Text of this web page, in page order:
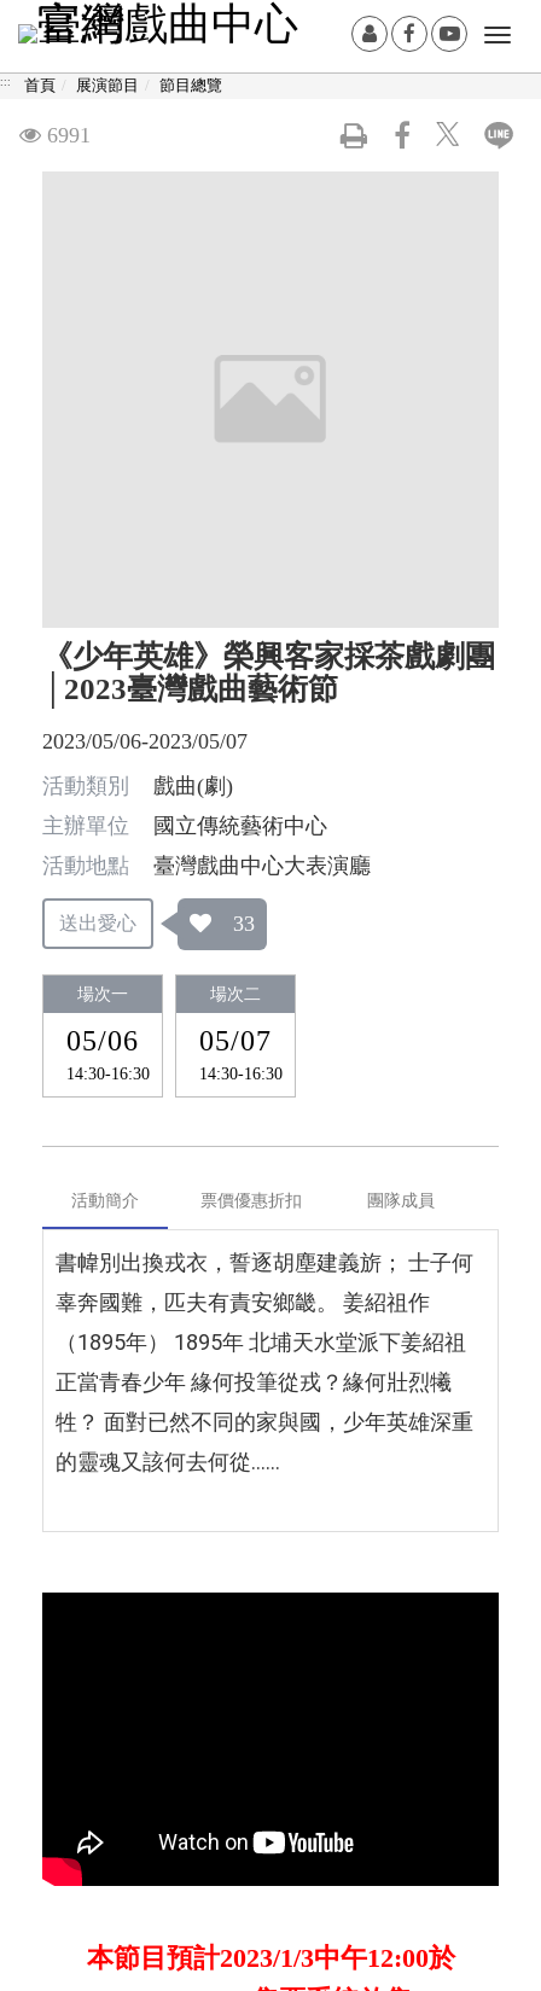
到
主
內
會
入
Facebook[另
視
窗]
窗]
::: 首頁 展演節目 節目總覽
觀6991
《少年英雄》榮興客家採茶戲劇團
│2023臺灣戲曲藝術節
2023/05/06-2023/05/07
活動類別
戲曲(劇)
主辦單位
國立傳統藝術中心
活動地點
臺灣戲曲中心大表演廳
送出愛心 33
場次一
05/06
14:30-16:30
場次二
05/07
14:30-16:30
活動簡介 票價優惠折扣 團隊成員
書幃別出換戎衣，誓逐胡塵建義旂； 士子何
辜奔國難，匹夫有責安鄉畿。 姜紹祖作
（1895年） 1895年 北埔天水堂派下姜紹祖
正當青春少年 緣何投筆從戎？緣何壯烈犧
牲？ 面對已然不同的家與國，少年英雄深重
的靈魂又該何去何從……
本節目預計2023/1/3中午12:00於